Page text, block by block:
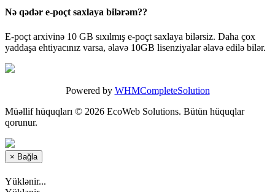
Nə qədər e-poçt saxlaya bilərəm??
E-poçt arxivinə 10 GB sıxılmış e-poçt saxlaya bilərsiz. Daha çox
yaddaşa ehtiyacınız varsa, əlavə 10GB lisenziyalar əlavə edilə bilər.
Powered by WHMCompleteSolution
Müəllif hüquqları © 2026 EcoWeb Solutions. Bütün hüquqlar
qorunur.
× Bağla
Yüklənir...